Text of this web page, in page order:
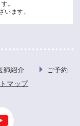
。
います。
師紹介
ご予約
マップ